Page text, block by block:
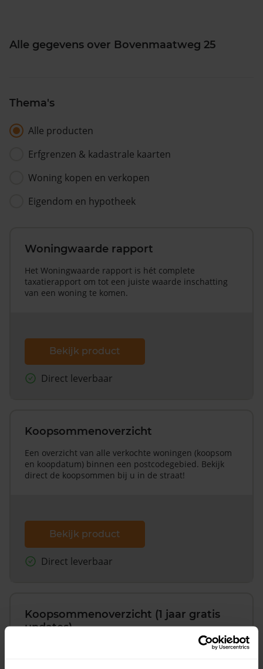
Alle gegevens over Bovenmaatweg 25
Thema's
Alle producten
Erfgrenzen & kadastrale kaarten
Woning kopen en verkopen
Eigendom en hypotheek
Woningwaarde rapport
Het Woningwaarde rapport is hét complete
taxatierapport om tot een juiste waarde inschatting
van een woning te komen.
Bekijk product
Direct leverbaar
Koopsommenoverzicht
Een overzicht van alle verkochte woningen (koopsom
en koopdatum) binnen een postcodegebied. Bekijk
direct de koopsommen bij u in de straat!
Bekijk product
Direct leverbaar
Koopsommenoverzicht (1 jaar gratis
updates)